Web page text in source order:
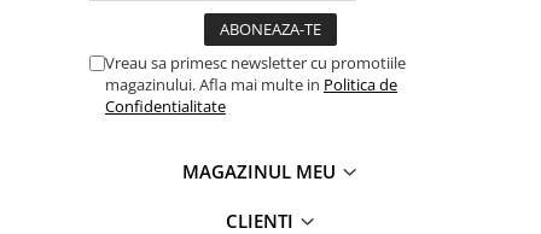
Vreau sa primesc newsletter cu promotiile
magazinului. Afla mai multe in Politica de
Confidentialitate
MAGAZINUL MEU
CLIENTI